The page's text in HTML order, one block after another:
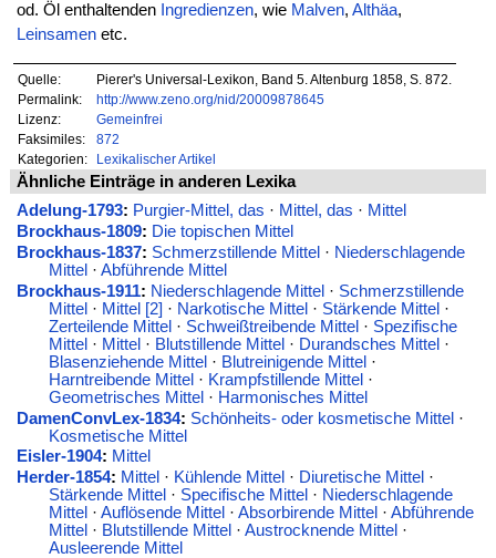
od. Öl enthaltenden Ingredienzen, wie Malven, Althäa,
Leinsamenetc.
Quelle:
Pierer's Universal-Lexikon, Band 5. Altenburg 1858, S. 872.
Permalink:
http://www.zeno.org/nid/20009878645
Lizenz:
Gemeinfrei
Faksimiles:
872
Kategorien:
Lexikalischer Artikel
Ähnliche Einträge in anderen Lexika
Adelung-1793: Purgier-Mittel, das · Mittel, das · Mittel
Brockhaus-1809: Die topischen Mittel
Brockhaus-1837: Schmerzstillende Mittel · Niederschlagende
Mittel · Abführende Mittel
Brockhaus-1911: Niederschlagende Mittel· Schmerzstillende
Mittel· Mittel [2] · Narkotische Mittel· Stärkende Mittel·
Zerteilende Mittel· Schweißtreibende Mittel· Spezifische
Mittel· Mittel· Blutstillende Mittel· Durandsches Mittel·
Blasenziehende Mittel· Blutreinigende Mittel·
Harntreibende Mittel· Krampfstillende Mittel·
Geometrisches Mittel· Harmonisches Mittel
DamenConvLex-1834: Schönheits- oder kosmetische Mittel·
Kosmetische Mittel
Eisler-1904: Mittel
Herder-1854: Mittel · Kühlende Mittel · Diuretische Mittel ·
Stärkende Mittel · Specifische Mittel · Niederschlagende
Mittel · Auflösende Mittel · Absorbirende Mittel · Abführende
Mittel · Blutstillende Mittel · Austrocknende Mittel ·
Ausleerende Mittel